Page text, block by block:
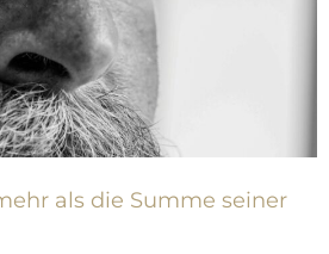
als die Summe seiner